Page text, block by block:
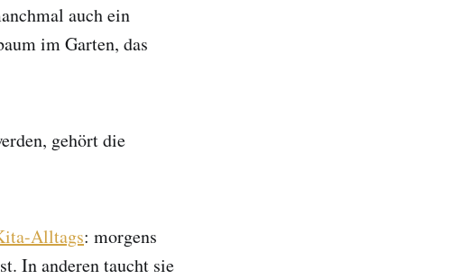
auch ein
im Garten, das
gehört die
Alltags: morgens
In anderen taucht sie